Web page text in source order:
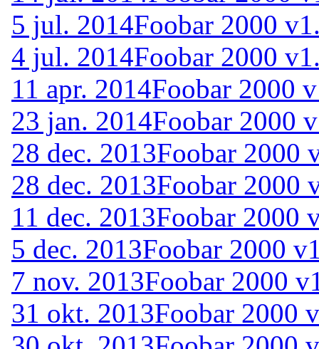
5 jul. 2014Foobar 2000
4 jul. 2014Foobar 2000
11 apr. 2014Foobar 2000
23 jan. 2014Foobar 2000
28 dec. 2013Foobar 2000
28 dec. 2013Foobar 2000
11 dec. 2013Foobar 2000
5 dec. 2013Foobar 2000
7 nov. 2013Foobar 2000
31 okt. 2013Foobar 2000